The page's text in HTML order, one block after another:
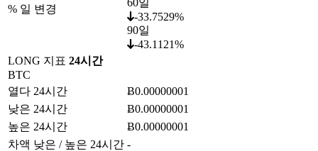
% 일 변경
-33.7529%
90일
-43.1121%
LONG 지표 24시간
BTC
열다 24시간
Ƀ0.00000001
낮은 24시간
Ƀ0.00000001
높은 24시간
Ƀ0.00000001
차액 낮은 / 높은 24시간 -